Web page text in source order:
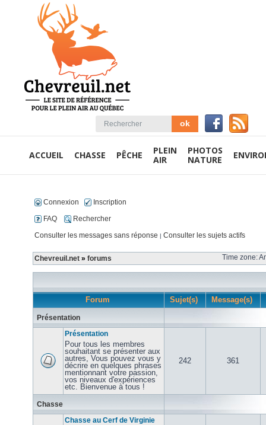
ACCUEIL CHASSE PÊCHE
PLEIN
AIR
PHOTOS
NATURE
Connexion
Inscription
FAQ
Rechercher
Consulter les messages sans réponse | Consulter les sujets actifs
Chevreuil.net » forums Time zone:
Forum Sujet(s) Message(s)
Présentation
Présentation
Pour tous les membres
souhaitant se présenter aux
autres, Vous pouvez vous y
décrire en quelques phrases
mentionnant votre passion,
vos niveaux d'expériences
etc. Bienvenue à tous !
242 361
Chasse
Chasse au Cerf de Virginie